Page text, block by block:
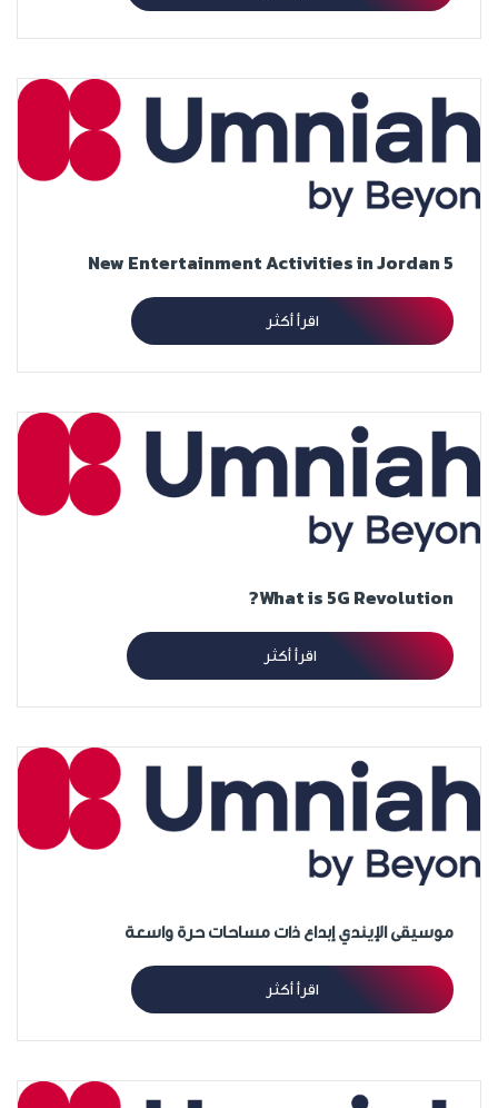
5 New Entertainment Activities in Jordan
اقرأ أكثر
What is 5G Revolution?
اقرأ أكثر
موسيقى الإيندي إبداع ذات مساحات حرة واسعة
اقرأ أكثر